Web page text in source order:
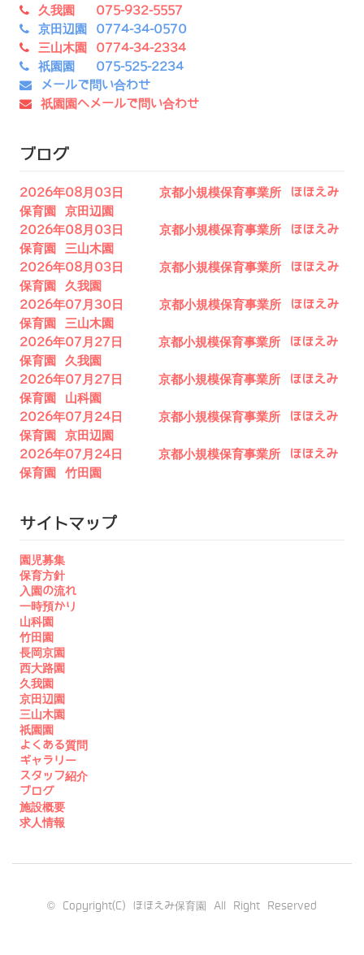
久我園 075-932-5557
京田辺園 0774-34-0570
三山木園 0774-34-2334
祇園園 075-525-2234
メールで問い合わせ
祇園園へメールで問い合わせ
ブログ
2026年08月03日 京都小規模保育事業所 ほほえみ
保育園 京田辺園
2026年08月03日 京都小規模保育事業所 ほほえみ
保育園 三山木園
2026年08月03日 京都小規模保育事業所 ほほえみ
保育園 久我園
2026年07月30日 京都小規模保育事業所 ほほえみ
保育園 三山木園
2026年07月27日 京都小規模保育事業所 ほほえみ
保育園 久我園
2026年07月27日 京都小規模保育事業所 ほほえみ
保育園 山科園
2026年07月24日 京都小規模保育事業所 ほほえみ
保育園 京田辺園
2026年07月24日 京都小規模保育事業所 ほほえみ
保育園 竹田園
サイトマップ
園児募集
保育方針
入園の流れ
一時預かり
山科園
竹田園
長岡京園
西大路園
久我園
京田辺園
三山木園
祇園園
よくある質問
ギャラリー
スタッフ紹介
ブログ
施設概要
求人情報
© Copyright(C) ほほえみ保育園 All Right Reserved